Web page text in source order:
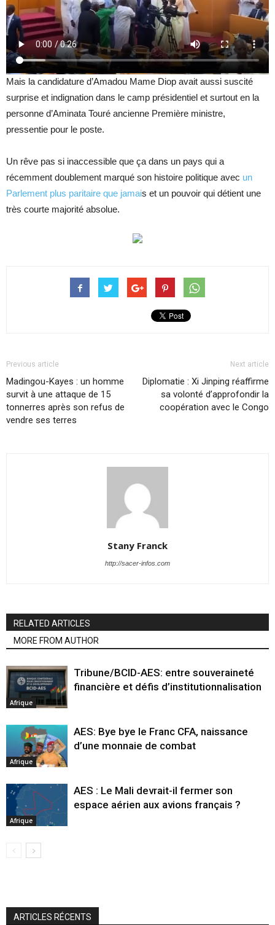
Mais la candidature d’Amadou Mame Diop avait aussi suscité
surprise et indignation dans le camp présidentiel et surtout en la
personne d’Aminata Touré ancienne Première ministre,
pressentie pour le poste.
Un rêve pas si inaccessible que ça dans un pays qui a
récemment doublement marqué son histoire politique avec un
Parlement plus paritaire que jamais et un pouvoir qui détient une
très courte majorité absolue.
Previous article
Madingou-Kayes : un homme
survit à une attaque de 15
tonnerres après son refus de
vendre ses terres
Next article
Diplomatie : Xi Jinping réaffirme
sa volonté d’approfondir la
coopération avec le Congo
Stany Franck
http://sacer-infos.com
RELATED ARTICLES
MORE FROM AUTHOR
Afrique
Tribune/BCID-AES: entre souveraineté
financière et défis d’institutionnalisation
Afrique
AES: Bye bye le Franc CFA, naissance
d’une monnaie de combat
Afrique
AES : Le Mali devrait-il fermer son
espace aérien aux avions français ?
ARTICLES RÉCENTS